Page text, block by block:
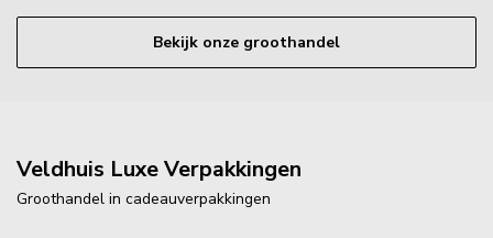
Bekijk onze groothandel
Veldhuis Luxe Verpakkingen
Groothandel in cadeauverpakkingen